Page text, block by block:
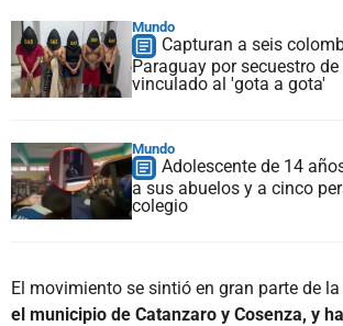
Mundo
Capturan a seis
Paraguay por secuestro
vinculado al 'gota a gota'
Mundo
Adolescente de 14
a sus abuelos y a cinco
colegio
El movimiento se sintió en gran parte de la
el municipio de Catanzaro y Cosenza, y